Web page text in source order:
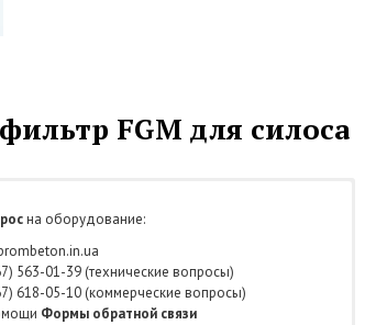
FGM для силоса
на оборудование:
563-01-39 (технические вопросы)
618-05-10 (коммерческие вопросы)
Формы обратной связи